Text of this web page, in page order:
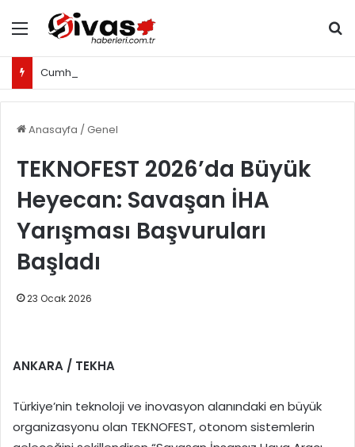
Menü
Anasayfa / Genel
TEKNOFEST 2026’da Büyük
Heyecan: Savaşan İHA
Yarışması Başvuruları
Başladı
23 Ocak 2026
ANKARA / TEKHA
Türkiye’nin teknoloji ve inovasyon alanındaki en büyük
organizasyonu olan TEKNOFEST, otonom sistemlerin